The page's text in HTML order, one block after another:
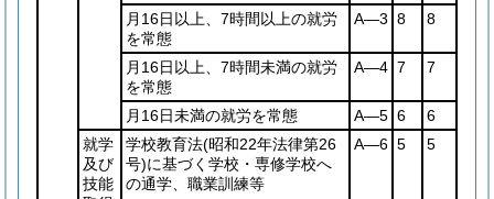
月16日以上、7時間以上の就労
を常態
A―3 8 8
月16日以上、7時間未満の就労
を常態
A―4 7 7
月16日未満の就労を常態 A―5 6
6
就学
及び
技能
学校教育法(昭和22年法律第26
号)に基づく学校・専修学校へ
の通学、職業訓練等
A―6 5 5